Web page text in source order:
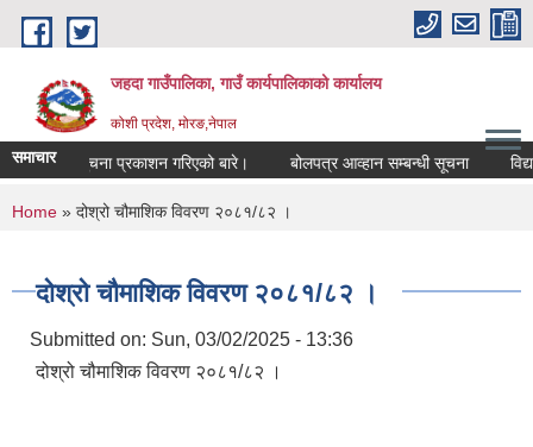
Skip to main content
जहदा गाउँपालिका, गाउँ कार्यपालिकाको कार्यालय
कोशी प्रदेश, मोरङ,नेपाल
समाचार
सम्बन्धी सुचना प्रकाशन गरिएको बारे। बोलपत्र आव्हान सम्बन्धी सूचना
You are here
Home » दोश्रो चौमाशिक विवरण २०८१/८२ ।
दोश्रो चौमाशिक विवरण २०८१/८२ ।
Submitted on: Sun, 03/02/2025 - 13:36
दोश्रो चौमाशिक विवरण २०८१/८२ ।